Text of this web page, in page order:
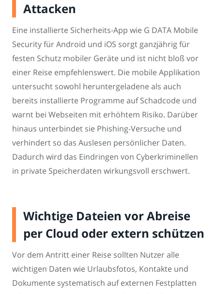
Attacken
Eine installierte Sicherheits-App wie G DATA Mobile
Security für Android und iOS sorgt ganzjährig für
festen Schutz mobiler Geräte und ist nicht bloß vor
einer Reise empfehlenswert. Die mobile Applikation
untersucht sowohl heruntergeladene als auch
bereits installierte Programme auf Schadcode und
warnt bei Webseiten mit erhöhtem Risiko. Darüber
hinaus unterbindet sie Phishing-Versuche und
verhindert so das Auslesen persönlicher Daten.
Dadurch wird das Eindringen von Cyberkriminellen
in private Speicherdaten wirkungsvoll erschwert.
Wichtige Dateien vor Abreise
per Cloud oder extern schützen
Vor dem Antritt einer Reise sollten Nutzer alle
wichtigen Daten wie Urlaubsfotos, Kontakte und
Dokumente systematisch auf externen Festplatten